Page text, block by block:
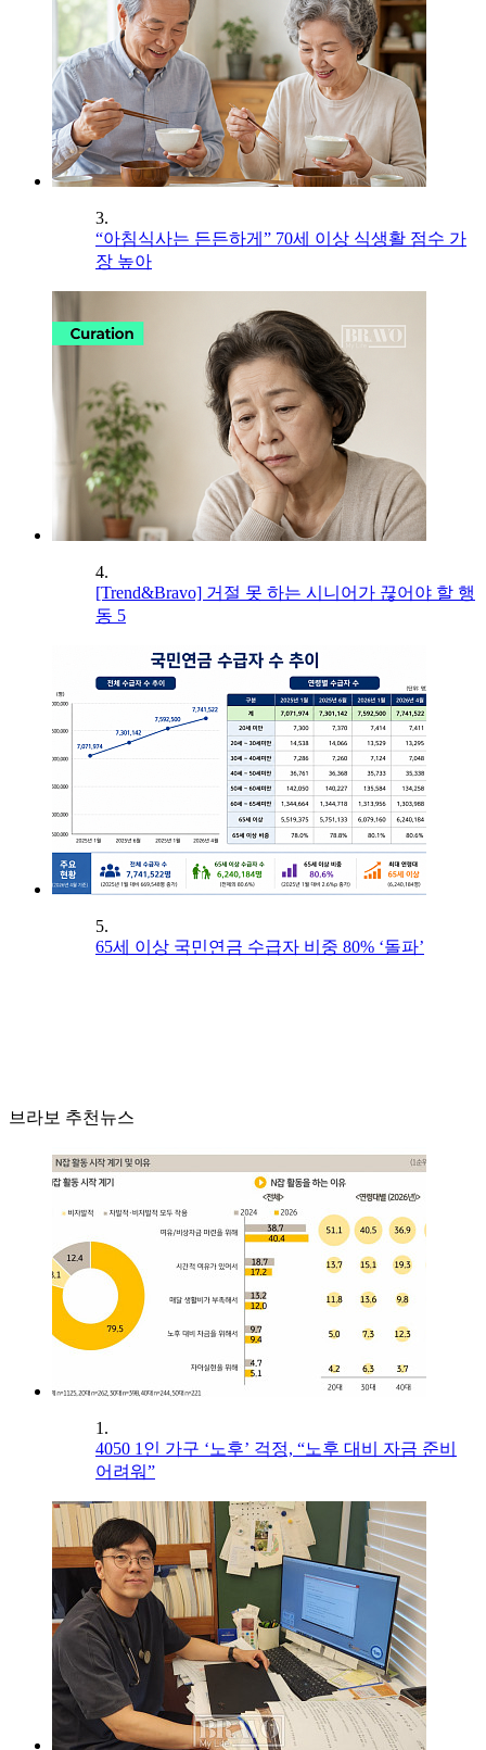
3.
“아침식사는 든든하게” 70세 이상 식생활 점수 가
장 높아
4.
[Trend&Bravo] 거절 못 하는 시니어가 끊어야 할 행
동 5
5.
65세 이상 국민연금 수급자 비중 80% ‘돌파’
브라보 추천뉴스
1.
4050 1인 가구 ‘노후’ 걱정, “노후 대비 자금 준비
어려워”